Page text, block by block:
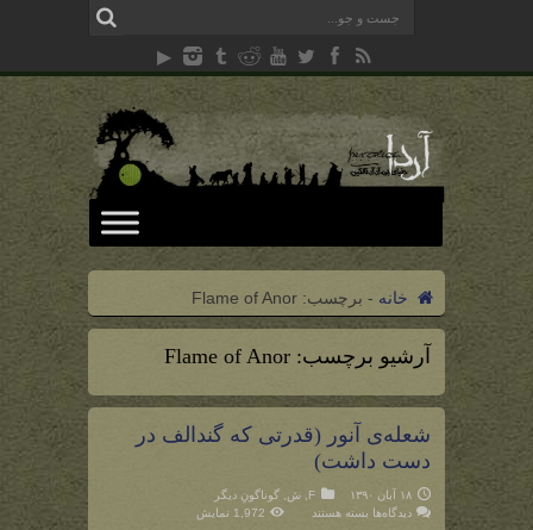
خانه - برچسب: Flame of Anor
آرشیو برچسب: Flame of Anor
شعله‌ی آنور (قدرتی که گندالف در
دست داشت)
۱۸ آبان ۱۳۹۰ F ش
گوناگونِ دیگر
دیدگاه‌ها برای
بسته هستند 1,972 نمایش